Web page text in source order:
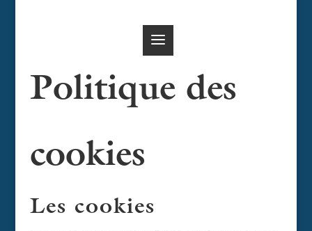
Politique des
cookies
Les cookies